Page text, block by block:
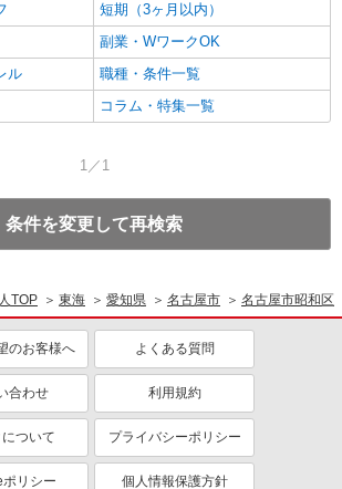
短期（3ヶ月以内）
副業・WワークOK
ル
職種・条件一覧
コラム・特集一覧
1／1
条件を変更して再検索
TOP 東海 愛知県 名古屋市 名古屋市昭和区
のお客様へ よくある質問
合わせ 利用規約
について プライバシーポリシー
リシー 個人情報保護方針